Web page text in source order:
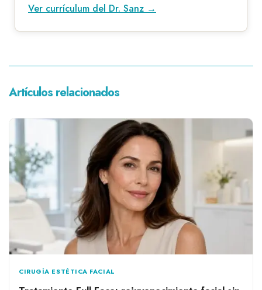
Ver currículum del Dr. Sanz →
Artículos relacionados
CIRUGÍA ESTÉTICA FACIAL